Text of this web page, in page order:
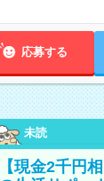
応募する
未読
現金2千円